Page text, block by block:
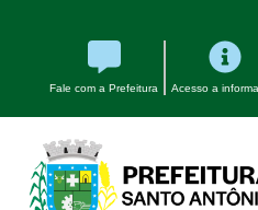
Fale com a Prefeitura Acesso a